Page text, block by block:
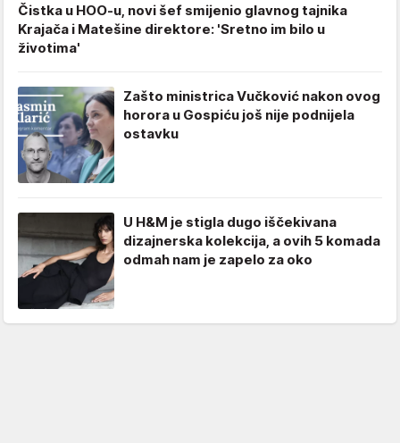
Čistka u HOO-u, novi šef smijenio glavnog tajnika
Krajača i Matešine direktore: 'Sretno im bilo u
životima'
Zašto ministrica Vučković nakon ovog
horora u Gospiću još nije podnijela
ostavku
U H&M je stigla dugo iščekivana
dizajnerska kolekcija, a ovih 5 komada
odmah nam je zapelo za oko